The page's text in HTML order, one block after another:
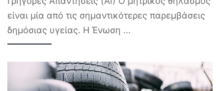
είναι μία από τις σημαντικότερες παρεμβάσεις
δημόσιας υγείας. Η Ένωση ...